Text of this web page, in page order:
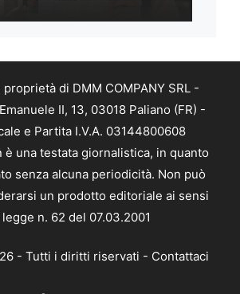
di DMM COMPANY SRL -
II, 13, 03018 Paliano (FR) -
e Partita I.V.A. 03144800608
è una testata giornalistica, in quanto
senza alcuna periodicità. Non può
un prodotto editoriale ai sensi
n. 62 del 07.03.2001
- Tutti i diritti riservati - Contattaci